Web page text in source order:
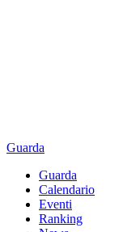
Guarda
Guarda
Calendario
Eventi
Ranking